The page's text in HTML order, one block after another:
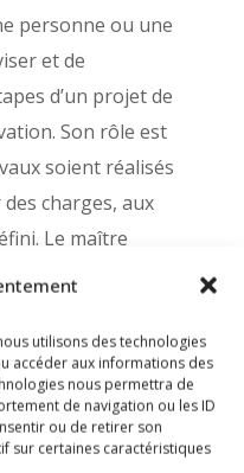
utilisons des technologies
accéder aux informations des
nous permettra de
de navigation ou les ID
ou de retirer son
sur certaines caractéristiques
personne ou une
et de
d’un projet de
Son rôle est
soient réalisés
charges, aux
Le maître
une entreprise
à être
le client (maître
corps de métier